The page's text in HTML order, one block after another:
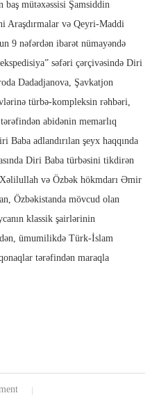
mütəxəssisi Şamsiddin
Araşdırmalar və Qeyri-Maddi
9 nəfərdən ibarət nümayəndə
səfəri çərçivəsində Diri
Dadadjanova, Şavkatjon
türbə-kompleksin rəhbəri,
abidənin memarlıq
adlandırılan şeyx haqqında
Diri Baba türbəsini tikdirən
və Özbək hökmdarı Əmir
Özbəkistanda mövcud olan
klassik şairlərinin
ümumilikdə Türk-İslam
tərəfindən maraqla